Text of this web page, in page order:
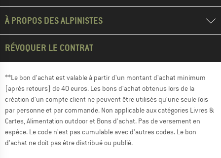
À PROPOS DES ALPINISTES
RÉVOQUER LE CONTRAT
**Le bon d'achat est valable à partir d'un montant d'achat minimum
(après retours) de 40 euros. Les bons d'achat obtenus lors de la
création d'un compte client ne peuvent être utilisés qu'une seule fois
par personne et par commande. Non applicable aux catégories Livres &
Cartes, Alimentation outdoor et Bons d'achat. Pas de versement en
espèce. Le code n'est pas cumulable avec d'autres codes. Le bon
d'achat ne doit pas être distribué ou publié.